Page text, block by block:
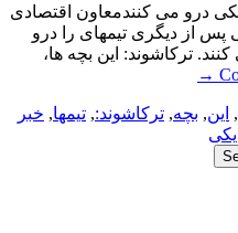
یکی درو می کنندمعاون اقتصادی
از دیگری تیمهای را درو
ترکاشوند: این بچه ها،
→
, این, بچه, ترکاشوند:, تیمها, خبر
یکی